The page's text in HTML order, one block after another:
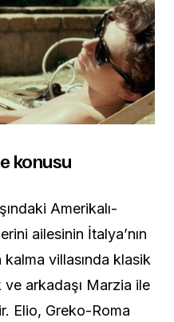
konusu
Amerikalı-
ailesinin İtalya’nın
villasında klasik
arkadaşı Marzia ile
Elio, Greko-Roma